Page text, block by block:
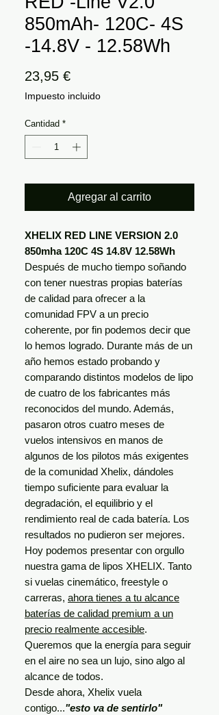
850mAh- 120C- 4S
-14.8V - 12.58Wh
23,95 €Precio
Impuesto incluido
Cantidad *
Agregar al carrito
XHELIX RED LINE VERSION 2.0
850mha 120C 4S 14.8V 12.58Wh
Después de mucho tiempo soñando
con tener nuestras propias baterías
de calidad para ofrecer a la
comunidad FPV a un precio
coherente, por fin podemos decir que
lo hemos logrado. Durante más de un
año hemos estado probando y
comparando distintos modelos de lipo
de cuatro de los fabricantes más
reconocidos del mundo. Además,
pasaron otros cuatro meses de
vuelos intensivos en manos de
algunos de los pilotos más exigentes
de la comunidad Xhelix, dándoles
tiempo suficiente para evaluar la
degradación, el equilibrio y el
rendimiento real de cada batería. Los
resultados no pudieron ser mejores.
Hoy podemos presentar con orgullo
nuestra gama de lipos XHELIX. Tanto
si vuelas cinemático, freestyle o
carreras, ahora tienes a tu alcance
baterías de calidad premium a un
precio realmente accesible.
Queremos que la energía para seguir
en el aire no sea un lujo, sino algo al
alcance de todos.
Desde ahora, Xhelix vuela
contigo..."esto va de sentirlo"